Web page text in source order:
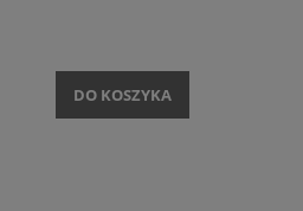
DO KOSZYKA